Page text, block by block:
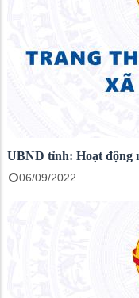
UBND tỉnh: Hoạt động
06/09/2022